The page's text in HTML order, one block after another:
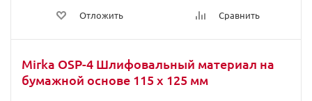
Отложить Сравнить
Mirka OSP-4 Шлифовальный материал на
бумажной основе 115 x 125 мм